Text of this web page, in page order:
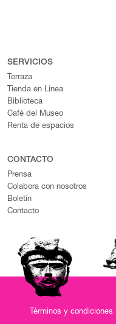
SERVICIOS
Terraza
Tienda en Línea
Biblioteca
Café del Museo
Renta de espacios
CONTACTO
Prensa
Colabora con nosotros
Boletín
Contacto
Términos y condiciones